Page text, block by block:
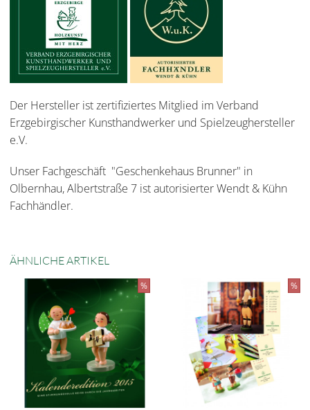
Der Hersteller ist zertifiziertes Mitglied im Verband
Erzgebirgischer Kunsthandwerker und Spielzeughersteller
e.V.
Unser Fachgeschäft "Geschenkehaus Brunner" in
Olbernhau, Albertstraße 7 ist autorisierter Wendt & Kühn
Fachhändler.
ÄHNLICHE ARTIKEL
% %